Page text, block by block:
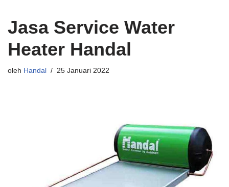
Jasa Service Water
Heater Handal
oleh Handal 25 Januari 2022